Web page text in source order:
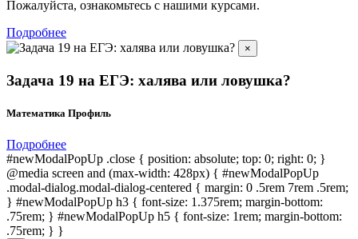
Пожалуйста, ознакомьтесь с нашими курсами.
Подробнее
×
Задача 19 на ЕГЭ: халява или ловушка?
Математика Профиль
Подробнее
#newModalPopUp .close { position: absolute; top: 0; right: 0; }
@media screen and (max-width: 428px) { #newModalPopUp
.modal-dialog.modal-dialog-centered { margin: 0 .5rem 7rem .5rem;
} #newModalPopUp h3 { font-size: 1.375rem; margin-bottom:
.75rem; } #newModalPopUp h5 { font-size: 1rem; margin-bottom:
.75rem; } }